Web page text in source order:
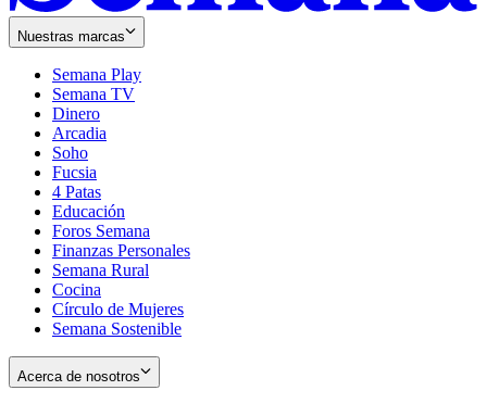
Nuestras marcas
Semana Play
Semana TV
Dinero
Arcadia
Soho
in
new
window
Fucsia
in
new
window
4 Patas
Educación
Foros Semana
Finanzas Personales
Semana Rural
Cocina
Círculo de Mujeres
Semana Sostenible
Acerca de nosotros